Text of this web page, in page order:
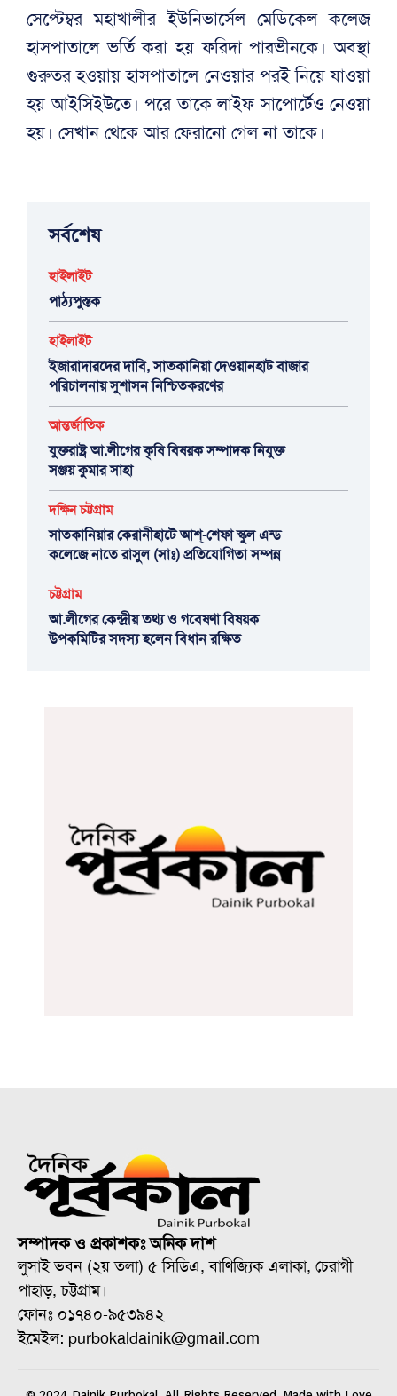
সেপ্টেম্বর মহাখালীর ইউনিভার্সেল মেডিকেল কলেজ
হাসপাতালে ভর্তি করা হয় ফরিদা পারভীনকে। অবস্থা
গুরুতর হওয়ায় হাসপাতালে নেওয়ার পরই নিয়ে যাওয়া
হয় আইসিইউতে। পরে তাকে লাইফ সাপোর্টেও নেওয়া
হয়। সেখান থেকে আর ফেরানো গেল না তাকে।
সর্বশেষ
হাইলাইট
পাঠ্যপুস্তক
হাইলাইট
ইজারাদারদের দাবি, সাতকানিয়া দেওয়ানহাট বাজার
পরিচালনায় সুশাসন নিশ্চিতকরণের
আন্তর্জাতিক
যুক্তরাষ্ট্র আ.লীগের কৃষি বিষয়ক সম্পাদক নিযুক্ত
সঞ্জয় কুমার সাহা
দক্ষিন চট্টগ্রাম
সাতকানিয়ার কেরানীহাটে আশ্-শেফা স্কুল এন্ড
কলেজে নাতে রাসুল (সাঃ) প্রতিযোগিতা সম্পন্ন
চট্টগ্রাম
আ.লীগের কেন্দ্রীয় তথ্য ও গবেষণা বিষয়ক
উপকমিটির সদস্য হলেন বিধান রক্ষিত
সম্পাদক ও প্রকাশকঃ অনিক দাশ
লুসাই ভবন (২য় তলা) ৫ সিডিএ, বাণিজ্যিক এলাকা, চেরাগী
পাহাড়, চট্টগ্রাম।
ফোনঃ ০১৭৪০-৯৫৩৯৪২
ইমেইল: purbokaldainik@gmail.com